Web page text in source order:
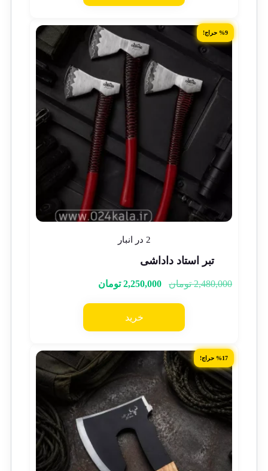
%9 حراج!
2 در انبار
تبر استاد داداشی
2,480,000 تومان 2,250,000 تومان
خرید
%17 حراج!